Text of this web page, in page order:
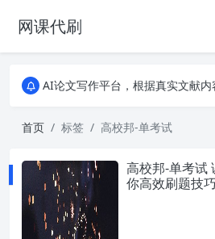
网课代刷
AI论文写作平台，根据真实文献
AI论文写作平台，根据真实文献内
首页
标签 高校邦-单考试
高校邦-单考试
你高效刷题技巧